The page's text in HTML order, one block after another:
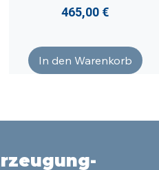
Preis
465,00 €
In den Warenkorb